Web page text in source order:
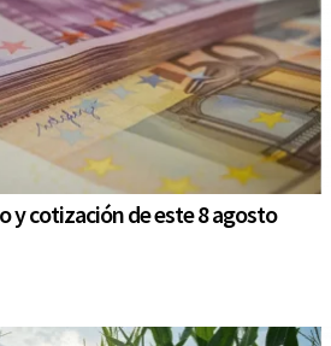
y cotización de este 8 agosto